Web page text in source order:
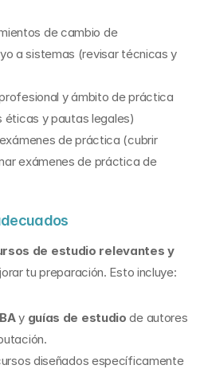
de cambio de
a sistemas (revisar técnicas y
y ámbito de práctica
éticas y pautas legales)
de práctica (cubrir
exámenes de práctica de
de estudio relevantes y
tu preparación. Esto incluye:
y guías de estudio de autores
diseñados específicamente